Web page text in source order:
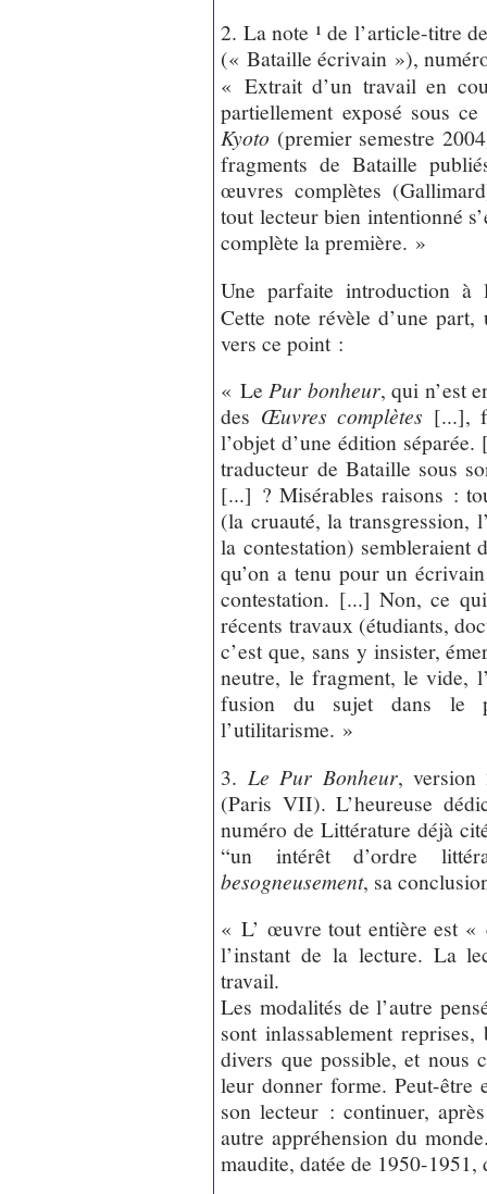
2. La note ¹ de l’article-titre
(« Bataille écrivain »),
« Extrait d’un travail en
partiellement exposé sous
Kyoto (premier semestre
fragments de Bataille
œuvres complètes
tout lecteur bien intentionné
complète la première. »
Une parfaite introduction à
Cette note révèle d’une
vers ce point :
« LePur bonheur, qui n’est
des Œuvres complètes [...],
l’objet d’une édition
traducteur de Bataille sous
[...] ? Misérables raisons :
(la cruauté, la transgression,
la contestation) sembleraient
qu’on a tenu pour un
contestation. [...] Non, ce
récents travaux (étudiants,
c’est que, sans y insister,
neutre, le fragment, le vide,
fusion du sujet dans le
l’utilitarisme. »
3. Le Pur Bonheur, version
(Paris VII). L’heureuse
numéro de Littérature déjà
“un intérêt d’ordre
besogneusement, sa
« L’ œuvre tout entière est «
l’instant de la lecture. La
travail.
Les modalités de l’autre
sont inlassablement reprises,
divers que possible, et nous
leur donner forme. Peut-être
son lecteur : continuer,
autre appréhension du
maudite, datée de 1950-